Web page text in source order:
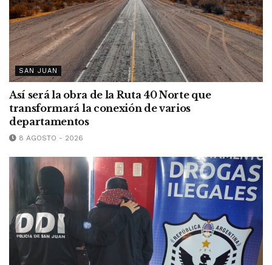
SAN JUAN
Así será la obra de la Ruta 40 Norte que
transformará la conexión de varios
departamentos
8 AGOSTO - 2026